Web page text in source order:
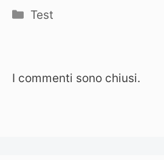
Categorie
Test
I commenti sono chiusi.